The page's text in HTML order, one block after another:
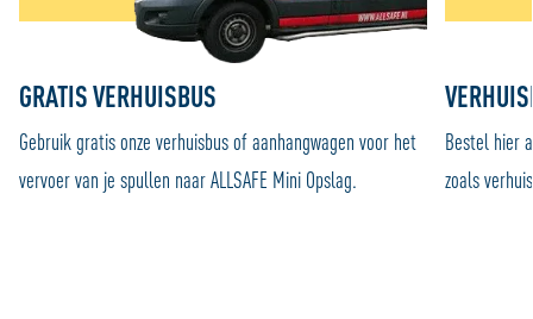
GRATIS VERHUISBUS
Gebruik gratis onze verhuisbus of aanhangwagen voor het
vervoer van je spullen naar ALLSAFE Mini Opslag.
Bestel hier
zoals